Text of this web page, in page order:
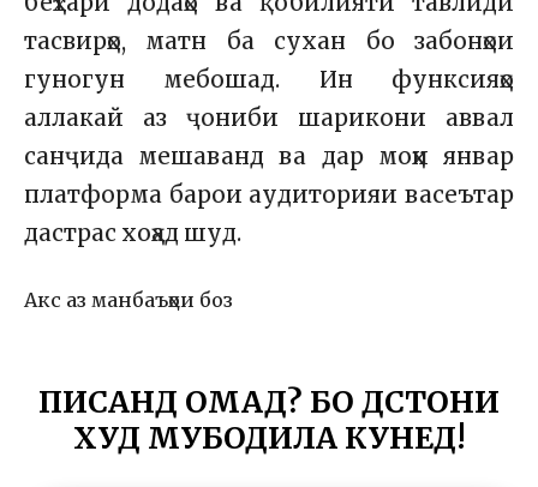
тасвирҳо, матн ба сухан бо забонҳои
гуногун мебошад. Ин функсияҳо
аллакай аз ҷониби шарикони аввал
санҷида мешаванд ва дар моҳи январ
платформа барои аудиторияи васеътар
дастрас хоҳад шуд.
Акс аз манбаъҳои боз
ПИСАНД ОМАД? БО ДӮСТОНИ
ХУД МУБОДИЛА КУНЕД!